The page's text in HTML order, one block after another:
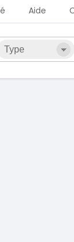
Aide